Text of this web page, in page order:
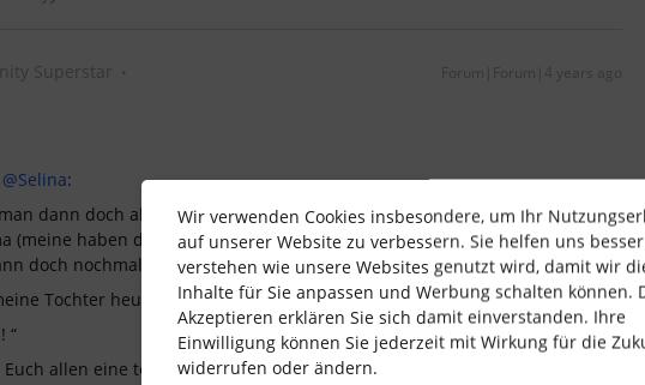
Superstar Forum|Forum|4 years ago
@Selina:
dann doch alles noch mal ganz anders wahr. Da sind Wunschzettel
(meine haben die letzten Jahre keinen interessiert), Adventskalender und
doch nochmal neu bzw. anders im Fokus. Die Stimmung steigt also.
Tochter heute morgen nach dem wach werden so schön?
“
allen eine tolle Vorweihnachtszeit!
Wir verwenden Cookies insbesondere, um Ihr
auf unserer Website zu verbessern. Sie helfen uns
verstehen wie unsere Websites genutzt wird, damit wir
Inhalte für Sie anpassen und Werbung schalten können.
Akzeptieren erklären Sie sich damit einverstanden. Ihre
Einwilligung können Sie jederzeit mit Wirkung für die
widerrufen oder ändern.